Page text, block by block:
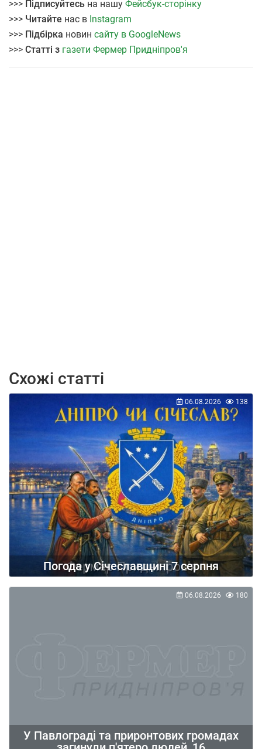
>>> Підписуйтесь на нашу Фейсбук-сторінку
>>> Читайте нас в Instagram
>>> Підбірка новин сайту в GoogleNews
>>> Статті з газети Фермер Придніпров'я
Схожі статті
Погода у Січеславщині 7 серпня
06.08.2026 138
У Павлограді та приронтових громадах
06.08.2026 180